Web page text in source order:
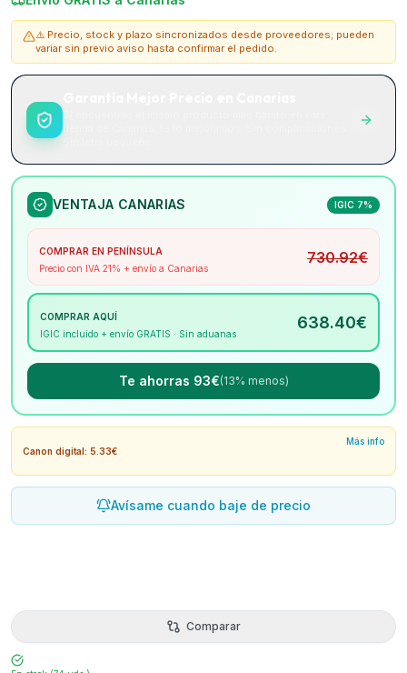
⚠️ Precio, stock y plazo sincronizados desde proveedores; pueden
variar sin previo aviso hasta confirmar el pedido.
VENTAJA CANARIAS IGIC 7%
COMPRAR EN PENÍNSULA
Precio con IVA 21% + envío a Canarias
730.92€
COMPRAR AQUÍ
IGIC incluido + envío GRATIS · Sin aduanas
638.40€
Te ahorras 93€(13% menos)
Canon digital: 5.33€
Más info
Avísame cuando baje de precio
Comparar